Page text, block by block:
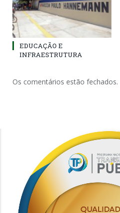
EDUCAÇÃO E
INFRAESTRUTURA
Os comentários estão fechados.